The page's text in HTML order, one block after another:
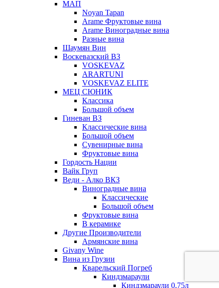
МАП
Noyan Tapan
Arame Фруктовые вина
Arame Виноградные вина
Разные вина
Шаумян Вин
Воскевазский ВЗ
VOSKEVAZ
ARARTUNI
VOSKEVAZ ELITE
МЕЦ СЮНИК
Классика
Большой объем
Гиневан ВЗ
Классические вина
Большой объем
Сувенирные вина
Фруктовые вина
Гордость Нации
Вайк Груп
Веди - Алко ВКЗ
Виноградные вина
Классические
Большой объем
Фруктовые вина
В керамике
Другие Производители
Армянские вина
Givany Wine
Вина из Грузии
Кварельский Погреб
Киндзмараули
Киндзмараули 0,75л